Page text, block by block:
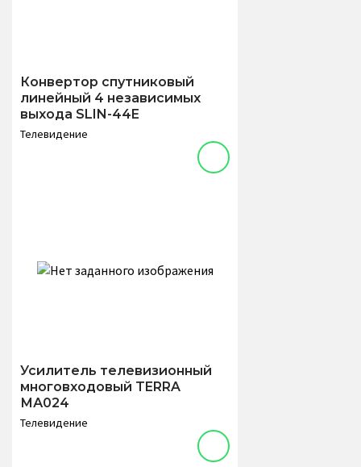
Конвертор спутниковый
линейный 4 независимых
выхода SLIN-44E
Телевидение
Усилитель телевизионный
многовходовый TERRA
МА024
Телевидение